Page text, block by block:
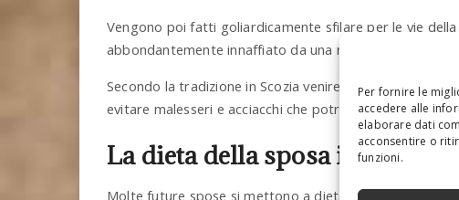
Per fornire le
accedere alle
elaborare dati
acconsentire o
funzioni.
Vengono poi fatti goliardicamente sfilare per le vie
abbondantemente innaffiato da una notevole quantità di
Secondo la tradizione in Scozia venire “anneriti” con il
evitare malesseri e acciacchi che potrebbero portare
La dieta della sposa in
Molte future spose si mettono a dieta per entrare in